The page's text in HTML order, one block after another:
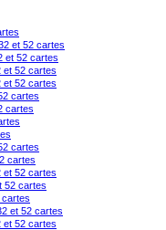
et 52 cartes
et 52 cartes
et 52 cartes
et 52 cartes
cartes
cartes
cartes
cartes
et 52 cartes
52 cartes
cartes
et 52 cartes
et 52 cartes